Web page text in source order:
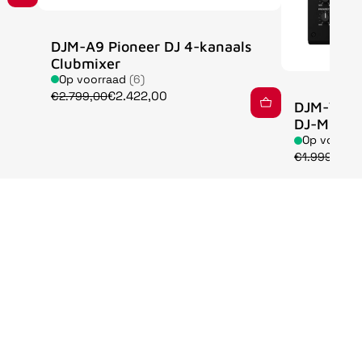
DJM-A9 Pioneer DJ 4-kanaals
Clubmixer
Op voorraad (6)
€2.799,00€2.422,00
DJM-V5
DJ-Mixer
Op
€1.999,00